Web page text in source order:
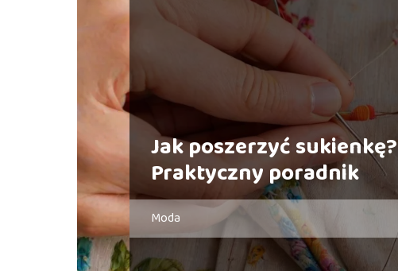
Jak poszerzyć sukienkę?
Praktyczny poradnik
Moda